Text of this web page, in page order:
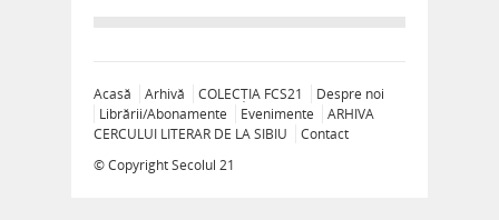
Acasă Arhivă COLECȚIA FCS21
Despre noi
Librării/Abonamente
Evenimente
ARHIVA
CERCULUI LITERAR DE LA SIBIU
Contact
© CopyrightSecolul 21